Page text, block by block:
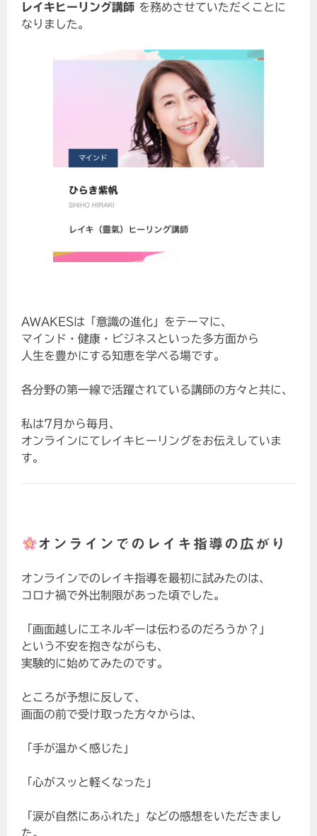
レイキヒーリング講師 を務めさせていただくことに
なりました。
AWAKESは「意識の進化」をテーマに、
マインド・健康・ビジネスといった多方面から
人生を豊かにする知恵を学べる場です。
各分野の第一線で活躍されている講師の方々と共に、
私は7月から毎月、
オンラインにてレイキヒーリングをお伝えしていま
す。
オンラインでのレイキ指導の広がり
オンラインでのレイキ指導を最初に試みたのは、
コロナ禍で外出制限があった頃でした。
「画面越しにエネルギーは伝わるのだろうか？」
という不安を抱きながらも、
実験的に始めてみたのです。
ところが予想に反して、
画面の前で受け取った方々からは、
「手が温かく感じた」
「心がスッと軽くなった」
「涙が自然にあふれた」などの感想をいただきまし
た。